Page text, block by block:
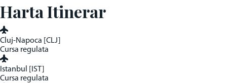
Harta Itinerar
Cluj-Napoca [CLJ]
Cursa regulata
Istanbul [IST]
Cursa regulata